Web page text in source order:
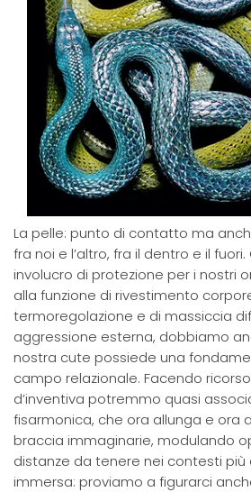
La pelle: punto di contatto ma
fra noi e l’altro, fra il dentro e il
involucro di protezione per i nostri
alla funzione di rivestimento
termoregolazione e di massiccia
aggressione esterna, dobbiamo
nostra cute possiede una
campo relazionale. Facendo
d’inventiva potremmo quasi
fisarmonica, che ora allunga e ora
braccia immaginarie, modulando
distanze da tenere nei contesti più
immersa: proviamo a figurarci